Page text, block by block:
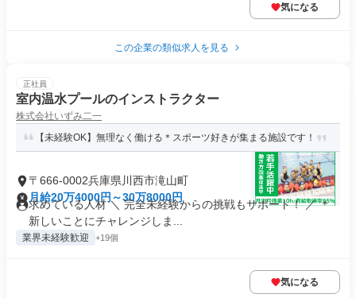
気になる
この企業の類似求人を見る
正社員
室内温水プールのインストラクター
株式会社いずみ二一
【未経験OK】無理なく働ける＊スポーツ好きが集まる施設です！
〒666-0002兵庫県川西市滝山町
月給20万4000円～30万8000円
求めている人材 ＼ 完全未経験からの挑戦もサポート！ ／ ＊
新しいことにチャレンジしま...
業界未経験歓迎 +19個
気になる